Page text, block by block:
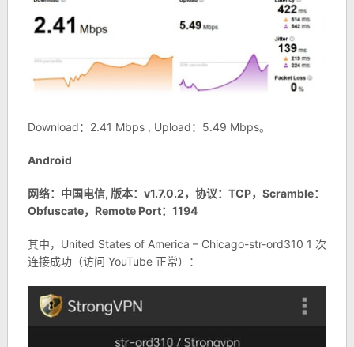
Download：2.41 Mbps , Upload：5.49 Mbps。
Android
网络：中国电信, 版本：v1.7.0.2，协议：TCP，Scramble：
Obfuscate，Remote Port：1194
其中，United States of America – Chicago-str-ord310 1 次
连接成功（访问 YouTube 正常）：